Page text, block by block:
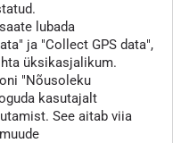
lubada
ja "Collect GPS data",
üksikasjalikum.
"Nõusoleku
kasutajalt
See aitab viia